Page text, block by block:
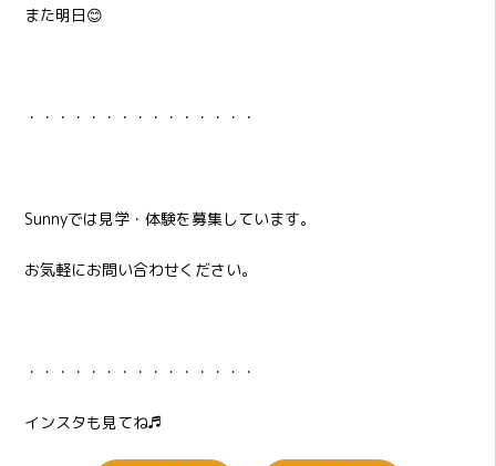
また明日😊
・・・・・・・・・・・・・・・
Sunnyでは見学・体験を募集しています。
お気軽にお問い合わせください。
・・・・・・・・・・・・・・・
インスタも見てね♬